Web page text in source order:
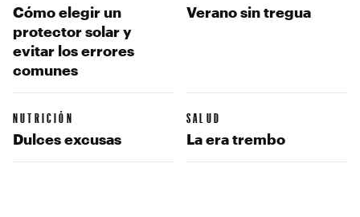
Cómo elegir un
protector solar y
evitar los errores
comunes
Verano sin tregua
NUTRICIÓN
Dulces excusas
SALUD
La era trembo